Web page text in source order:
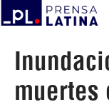
muertes